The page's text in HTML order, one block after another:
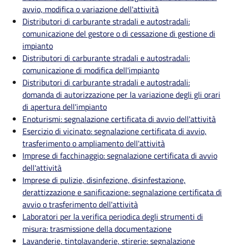
avvio, modifica o variazione dell'attività
Distributori di carburante stradali e autostradali:
comunicazione del gestore o di cessazione di gestione di
impianto
Distributori di carburante stradali e autostradali:
comunicazione di modifica dell'impianto
Distributori di carburante stradali e autostradali:
domanda di autorizzazione per la variazione degli gli orari
di apertura dell'impianto
Enoturismi: segnalazione certificata di avvio dell'attività
Esercizio di vicinato: segnalazione certificata di avvio,
trasferimento o ampliamento dell'attività
Imprese di facchinaggio: segnalazione certificata di avvio
dell'attività
Imprese di pulizie, disinfezione, disinfestazione,
derattizzazione e sanificazione: segnalazione certificata di
avvio o trasferimento dell'attività
Laboratori per la verifica periodica degli strumenti di
misura: trasmissione della documentazione
Lavanderie, tintolavanderie, stirerie: segnalazione